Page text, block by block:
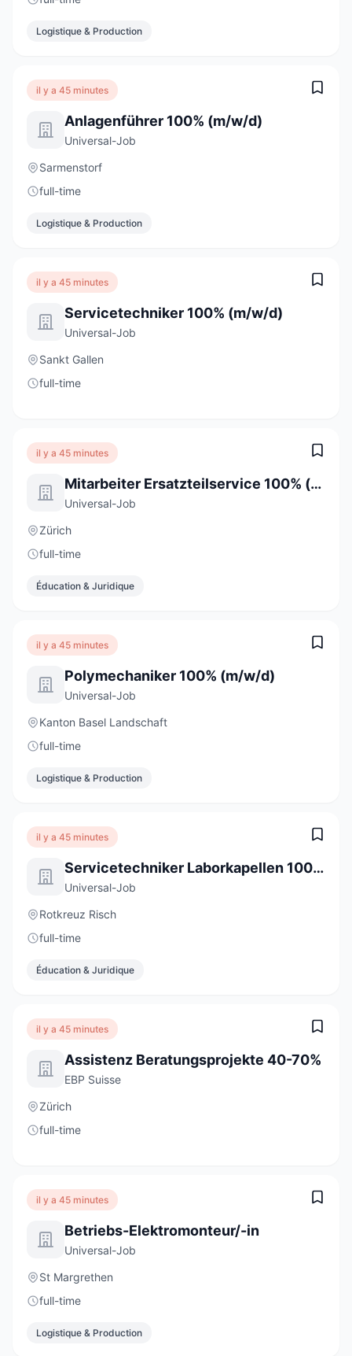
Logistique & Production
il y a 45 minutes
Anlagenführer 100% (m/w/d)
Universal-Job
Sarmenstorf
full-time
Logistique & Production
il y a 45 minutes
Servicetechniker 100% (m/w/d)
Universal-Job
Sankt Gallen
full-time
il y a 45 minutes
Mitarbeiter Ersatzteilservice 100% (m/w/d)
Universal-Job
Zürich
full-time
Éducation & Juridique
il y a 45 minutes
Polymechaniker 100% (m/w/d)
Universal-Job
Kanton Basel Landschaft
full-time
Logistique & Production
il y a 45 minutes
Servicetechniker Laborkapellen 100% (m/w/d)
Universal-Job
Rotkreuz Risch
full-time
Éducation & Juridique
il y a 45 minutes
Assistenz Beratungsprojekte 40-70%
EBP Suisse
Zürich
full-time
il y a 45 minutes
Betriebs-Elektromonteur/-in
Universal-Job
St Margrethen
full-time
Logistique & Production